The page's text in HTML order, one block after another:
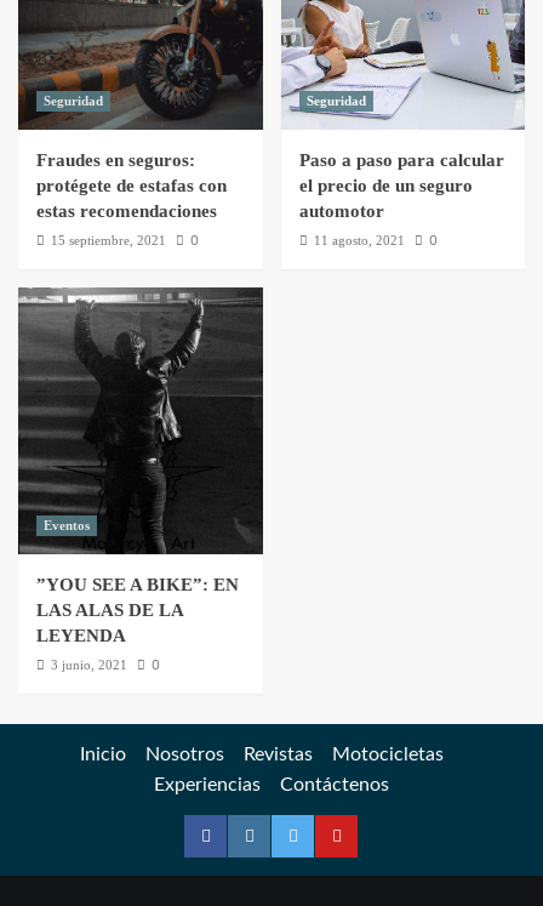
Seguridad
Fraudes en seguros:
protégete de estafas con
estas recomendaciones
15 septiembre, 2021 0
Seguridad
Paso a paso para calcular
el precio de un seguro
automotor
11 agosto, 2021 0
Eventos
”YOU SEE A BIKE”: EN
LAS ALAS DE LA
LEYENDA
3 junio, 2021 0
Inicio Nosotros Revistas
Motocicletas
Experiencias
Contáctenos
FacebookInstagram
TwitterYouTube